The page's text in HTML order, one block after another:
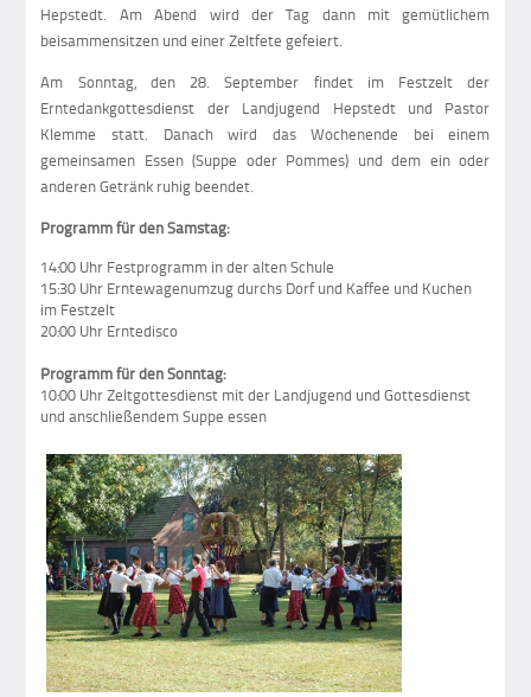
Hepstedt. Am Abend wird der Tag dann mit gemütlichem
beisammensitzen und einer Zeltfete gefeiert.
Am Sonntag, den 28. September findet im Festzelt der
Erntedankgottesdienst der Landjugend Hepstedt und Pastor
Klemme statt. Danach wird das Wochenende bei einem
gemeinsamen Essen (Suppe oder Pommes) und dem ein oder
anderen Getränk ruhig beendet.
Programm für den Samstag:
14:00 Uhr Festprogramm in der alten Schule
15:30 Uhr Erntewagenumzug durchs Dorf und Kaffee und Kuchen
im Festzelt
20:00 Uhr Erntedisco
Programm für den Sonntag:
10:00 Uhr Zeltgottesdienst mit der Landjugend und Gottesdienst
und anschließendem Suppe essen